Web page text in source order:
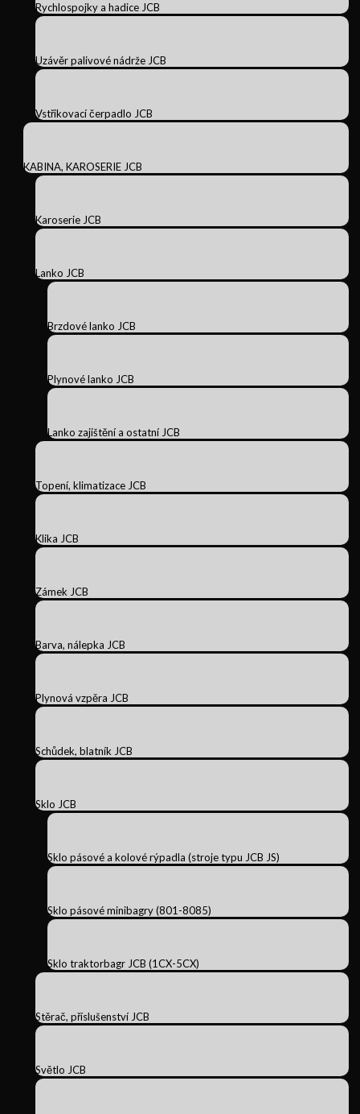
Rychlospojky a hadice JCB
Uzávěr palivové nádrže JCB
Vstřikovací čerpadlo JCB
KABINA, KAROSERIE JCB
Karoserie JCB
Lanko JCB
Brzdové lanko JCB
Plynové lanko JCB
Lanko zajištění a ostatní JCB
Topení, klimatizace JCB
Klika JCB
Zámek JCB
Barva, nálepka JCB
Plynová vzpěra JCB
Schůdek, blatník JCB
Sklo JCB
Sklo pásové a kolové rýpadla (stroje typu JCB JS)
Sklo pásové minibagry (801-8085)
Sklo traktorbagr JCB (1CX-5CX)
Stěrač, příslušenství JCB
Světlo JCB